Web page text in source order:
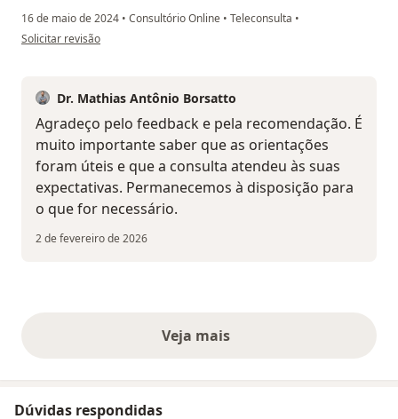
16 de maio de 2024 • Consultório Online • Teleconsulta •
na opinião do utilizador Gabryele
Solicitar revisão
Dr. Mathias Antônio Borsatto
Agradeço pelo feedback e pela recomendação. É
muito importante saber que as orientações
foram úteis e que a consulta atendeu às suas
expectativas. Permanecemos à disposição para
o que for necessário.
2 de fevereiro de 2026
Veja maisopiniões acima
Dúvidas respondidas